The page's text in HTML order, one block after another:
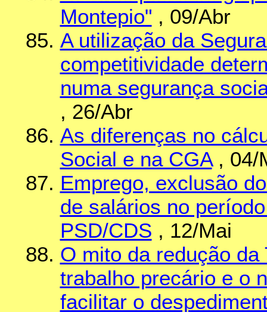
Montepio" , 09/Abr
A utilização da
competitividade
numa segurança
, 26/Abr
As diferenças no
Social e na CGA, 04/
Emprego, exclusão
de salários no
PSD/CDS , 12/Mai
O mito da redução
trabalho precário e o
facilitar o